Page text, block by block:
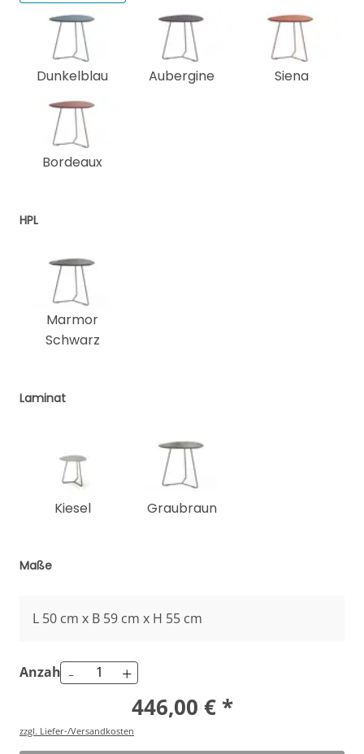
Dunkelblau Aubergine Siena
Bordeaux
HPL
Marmor
Schwarz
Laminat
Kiesel Graubraun
Maße
L 50 cm x B 59 cm x H 55 cm
Anzahl - +
446,00 € *
zzgl. Liefer-/Versandkosten